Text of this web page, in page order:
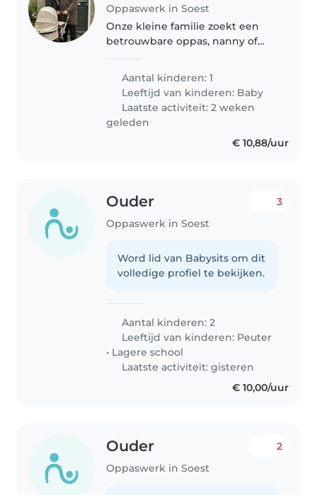
Oppaswerk in Soest
Onze kleine familie zoekt een
betrouwbare oppas, nanny of
nieuwsgierige en onafhankelijke
baby op kan vangen. De ideale
kandidaat voelt zich
comfortabel..
Aantal kinderen: 1
Leeftijd van kinderen: Baby
Laatste activiteit: 2 weken
geleden
€ 10,88/uur
Ouder
Oppaswerk in Soest
3
Word lid van Babysits om dit
volledige profiel te bekijken.
Aantal kinderen: 2
Leeftijd van kinderen: Peuter
• Lagere school
Laatste activiteit: gisteren
€ 10,00/uur
Ouder
Oppaswerk in Soest
2